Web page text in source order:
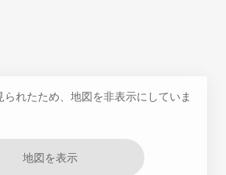
れたため、地図を非表示にしていま
地図を表示